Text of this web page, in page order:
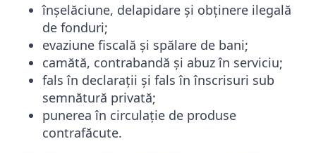
înșelăciune, delapidare și obținere ilegală
de fonduri;
evaziune fiscală și spălare de bani;
camătă, contrabandă și abuz în serviciu;
fals în declarații și fals în înscrisuri sub
semnătură privată;
punerea în circulație de produse
contrafăcute.